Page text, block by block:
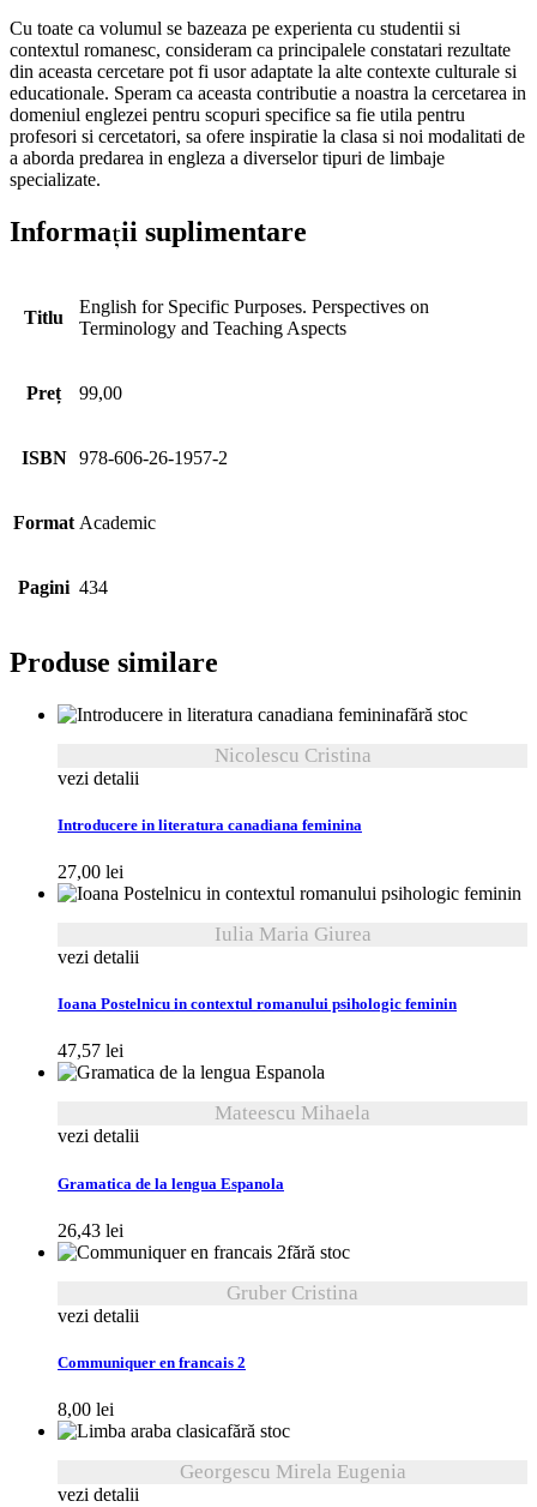
Cu toate ca volumul se bazeaza pe experienta cu studentii si
contextul romanesc, consideram ca principalele constatari rezultate
din aceasta cercetare pot fi usor adaptate la alte contexte culturale si
educationale. Speram ca aceasta contributie a noastra la cercetarea in
domeniul englezei pentru scopuri specifice sa fie utila pentru
profesori si cercetatori, sa ofere inspiratie la clasa si noi modalitati de
a aborda predarea in engleza a diverselor tipuri de limbaje
specializate.
Informații suplimentare
Titlu
English for Specific Purposes. Perspectives on
Terminology and Teaching Aspects
Preț 99,00
ISBN 978-606-26-1957-2
Format Academic
Pagini 434
Produse similare
fără stoc
Nicolescu Cristina
vezi detalii
Introducere in literatura canadiana feminina
27,00 lei
Iulia Maria Giurea
vezi detalii
Ioana Postelnicu in contextul romanului psihologic feminin
47,57 lei
Mateescu Mihaela
vezi detalii
Gramatica de la lengua Espanola
26,43 lei
fără stoc
Gruber Cristina
vezi detalii
Communiquer en francais 2
8,00 lei
fără stoc
Georgescu Mirela Eugenia
vezi detalii